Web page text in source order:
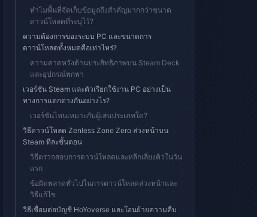
ทำไมพื้นที่จัดเก็บข้อมูลถึงสำคัญมากกว่าขนาด
ดาวน์โหลดที่ระบุไว้?
ความต้องการของระบบ PC และขนาดการ
ดาวน์โหลดทั้งหมดคือเท่าไหร่?
ความคาดหวังด้านประสิทธิภาพบน Steam Deck
และอุปกรณ์พกพา
เวอร์ชัน Steam และตัวเรียกใช้งาน PC อย่างเป็น
ทางการแตกต่างกันอย่างไร?
เวอร์ชันไหนเหมาะกับผู้เล่นประเภทใด?
วิธีดาวน์โหลด Zenless Zone Zero ล่วงหน้าบน
Steam ทีละขั้นตอน
วิธีตรวจสอบการดาวน์โหลดและหลีกเลี่ยงคิวในวัน
แรก
ข้อผิดพลาดทั่วไปในการดาวน์โหลดล่วงหน้าและ
วิธีแก้ไข
วิธีเชื่อมต่อบัญชี HoYoverse และโอนย้ายความคืบ